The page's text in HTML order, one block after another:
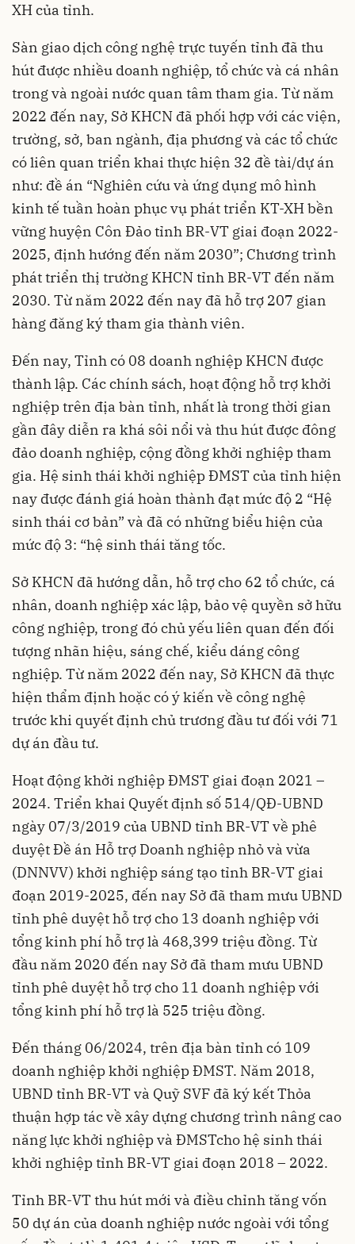
XH của tỉnh.
Sàn giao dịch công nghệ trực tuyến tỉnh đã thu
hút được nhiều doanh nghiệp, tổ chức và cá nhân
trong và ngoài nước quan tâm tham gia. Từ năm
2022 đến nay, Sở KHCN đã phối hợp với các viện,
trường, sở, ban ngành, địa phương và các tổ chức
có liên quan triển khai thực hiện 32 đề tài/dự án
như: đề án “Nghiên cứu và ứng dụng mô hình
kinh tế tuần hoàn phục vụ phát triển KT-XH bền
vững huyện Côn Đảo tỉnh BR-VT giai đoạn 2022-
2025, định hướng đến năm 2030”; Chương trình
phát triển thị trường KHCN tỉnh BR-VT đến năm
2030. Từ năm 2022 đến nay đã hỗ trợ 207 gian
hàng đăng ký tham gia thành viên.
Đến nay, Tỉnh có 08 doanh nghiệp KHCN được
thành lập. Các chính sách, hoạt động hỗ trợ khởi
nghiệp trên địa bàn tỉnh, nhất là trong thời gian
gần đây diễn ra khá sôi nổi và thu hút được đông
đảo doanh nghiệp, cộng đồng khởi nghiệp tham
gia. Hệ sinh thái khởi nghiệp ĐMST của tỉnh hiện
nay được đánh giá hoàn thành đạt mức độ 2 “Hệ
sinh thái cơ bản” và đã có những biểu hiện của
mức độ 3: “hệ sinh thái tăng tốc.
Sở KHCN đã hướng dẫn, hỗ trợ cho 62 tổ chức, cá
nhân, doanh nghiệp xác lập, bảo vệ quyền sở hữu
công nghiệp, trong đó chủ yếu liên quan đến đối
tượng nhãn hiệu, sáng chế, kiểu dáng công
nghiệp. Từ năm 2022 đến nay, Sở KHCN đã thực
hiện thẩm định hoặc có ý kiến về công nghệ
trước khi quyết định chủ trương đầu tư đối với 71
dự án đầu tư.
Hoạt động khởi nghiệp ĐMST giai đoạn 2021 –
2024. Triển khai Quyết định số 514/QĐ-UBND
ngày 07/3/2019 của UBND tỉnh BR-VT về phê
duyệt Đề án Hỗ trợ Doanh nghiệp nhỏ và vừa
(DNNVV) khởi nghiệp sáng tạo tỉnh BR-VT giai
đoạn 2019-2025, đến nay Sở đã tham mưu UBND
tỉnh phê duyệt hỗ trợ cho 13 doanh nghiệp với
tổng kinh phí hỗ trợ là 468,399 triệu đồng. Từ
đầu năm 2020 đến nay Sở đã tham mưu UBND
tỉnh phê duyệt hỗ trợ cho 11 doanh nghiệp với
tổng kinh phí hỗ trợ là 525 triệu đồng.
Đến tháng 06/2024, trên địa bàn tỉnh có 109
doanh nghiệp khởi nghiệp ĐMST. Năm 2018,
UBND tỉnh BR-VT và Quỹ SVF đã ký kết Thỏa
thuận hợp tác về xây dựng chương trình nâng cao
năng lực khởi nghiệp và ĐMSTcho hệ sinh thái
khởi nghiệp tỉnh BR-VT giai đoạn 2018 – 2022.
Tỉnh BR-VT thu hút mới và điều chỉnh tăng vốn
50 dự án của doanh nghiệp nước ngoài với tổng